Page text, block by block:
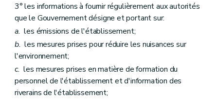
3° les informations à fournir régulièrement aux autorités
que le Gouvernement désigne et portant sur:
a. les émissions de l'établissement;
b. les mesures prises pour réduire les nuisances sur
l'environnement;
c. les mesures prises en matière de formation du
personnel de l'établissement et d'information des
riverains de l'établissement;